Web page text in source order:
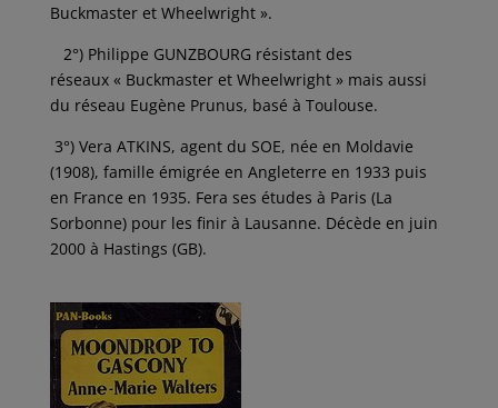
Buckmaster et Wheelwright ».
2°) Philippe GUNZBOURG résistant des
réseaux « Buckmaster et Wheelwright » mais aussi
du réseau Eugène Prunus, basé à Toulouse.
3°) Vera ATKINS, agent du SOE, née en Moldavie
(1908), famille émigrée en Angleterre en 1933 puis
en France en 1935. Fera ses études à Paris (La
Sorbonne) pour les finir à Lausanne. Décède en juin
2000 à Hastings (GB).